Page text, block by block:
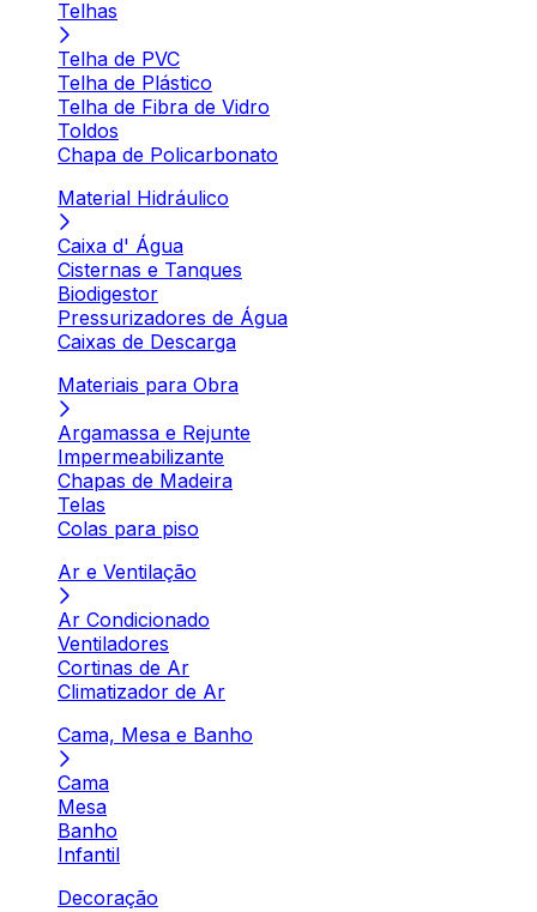
Telhas
Telha de PVC
Telha de Plástico
Telha de Fibra de Vidro
Toldos
Chapa de Policarbonato
Material Hidráulico
Caixa d' Água
Cisternas e Tanques
Biodigestor
Pressurizadores de Água
Caixas de Descarga
Materiais para Obra
Argamassa e Rejunte
Impermeabilizante
Chapas de Madeira
Telas
Colas para piso
Ar e Ventilação
Ar Condicionado
Ventiladores
Cortinas de Ar
Climatizador de Ar
Cama, Mesa e Banho
Cama
Mesa
Banho
Infantil
Decoração